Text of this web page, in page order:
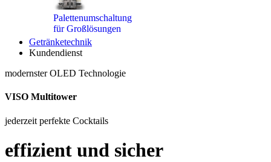
Palettenumschaltung
für Großlösungen
Getränketechnik
Kundendienst
modernster OLED Technologie
VISO Multitower
jederzeit perfekte Cocktails
effizient und sicher